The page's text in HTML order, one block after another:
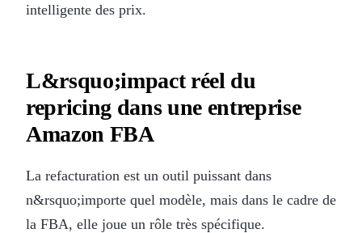
intelligente des prix.
L&rsquo;impact réel du
repricing dans une entreprise
Amazon FBA
La refacturation est un outil puissant dans
n&rsquo;importe quel modèle, mais dans le cadre de
la FBA, elle joue un rôle très spécifique.